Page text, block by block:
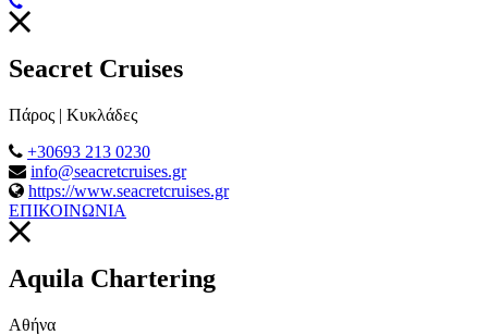
Seacret Cruises
Πάρος | Κυκλάδες
+30693 213 0230
info@seacretcruises.gr
https://www.seacretcruises.gr
ΕΠΙΚΟΙΝΩΝΙΑ
Aquila Chartering
Aθήνα